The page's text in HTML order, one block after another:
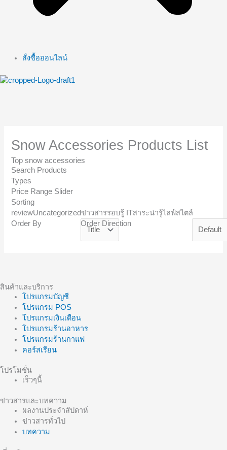
สั่งซื้อออนไลน์
Snow Accessories Products List
Top snow accessories
Search Products
Types
Price Range Slider
Sorting
reviewUncategorizedข่าวสารรอบรู้ ITสาระน่ารู้ไลฟ์สไตล์
Order By
Order Direction
สินค้าและบริการ
โปรแกรมบัญชี
โปรแกรม POS
โปรแกรมเงินเดือน
โปรแกรมร้านอาหาร
โปรแกรมร้านกาแฟ
คอร์สเรียน
โปรโมชั่น
เร็วๆนี้
ข่าวสารและบทความ
ผลงานประจำสัปดาห์
ข่าวสารทั่วไป
บทความ